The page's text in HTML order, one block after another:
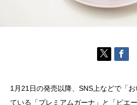
1月21日の発売以降、SNS上などで「
ている「プレミアムガーナ」と「ピエ